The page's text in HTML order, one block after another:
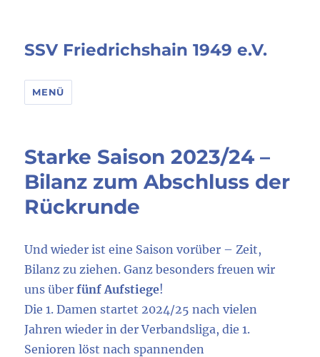
SSV Friedrichshain 1949 e.V.
MENÜ
Starke Saison 2023/24 –
Bilanz zum Abschluss der
Rückrunde
Und wieder ist eine Saison vorüber – Zeit,
Bilanz zu ziehen. Ganz besonders freuen wir
uns überfünf Aufstiege!
Die 1. Damen startet 2024/25 nach vielen
Jahren wieder in der Verbandsliga, die 1.
Senioren löst nach spannenden